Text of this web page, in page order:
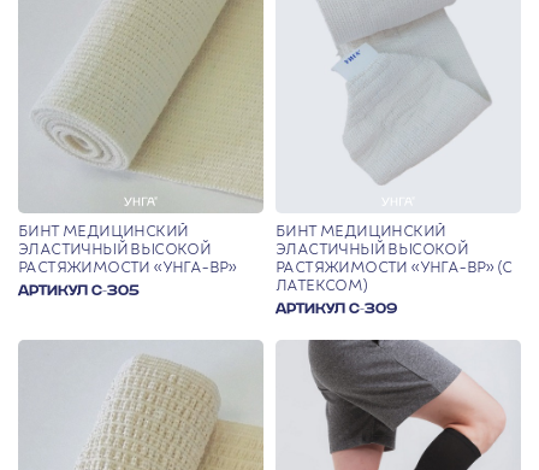
БИНТ МЕДИЦИНСКИЙ
ЭЛАСТИЧНЫЙ ВЫСОКОЙ
РАСТЯЖИМОСТИ «УНГА-ВР»
АРТИКУЛ С-305
БИНТ МЕДИЦИНСКИЙ
ЭЛАСТИЧНЫЙ ВЫСОКОЙ
РАСТЯЖИМОСТИ «УНГА-ВР» (С
ЛАТЕКСОМ)
АРТИКУЛ С-309